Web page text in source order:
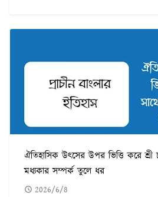
ঐতিহাসিক উৎসের উপর ভিত্তি করে শ্রী
মধ্যকার সম্পর্ক তুলে ধর
2026/6/8